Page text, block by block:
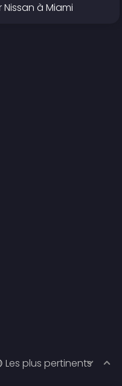
à Miami
Les plus pertinents